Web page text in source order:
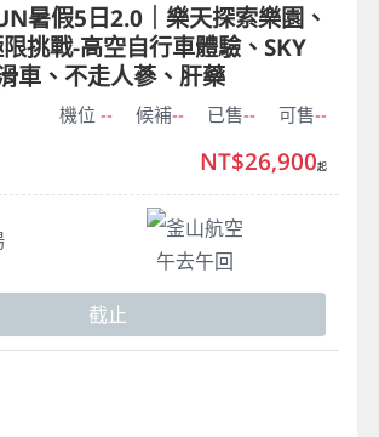
暑假5日2.0｜樂天探索樂園、
挑戰-高空自行車體驗、SKY
車、不走人蔘、肝藥
機位 -- 候補-- 已售-- 可售--
釜山航空
午去午回
NT$26,900起
截止